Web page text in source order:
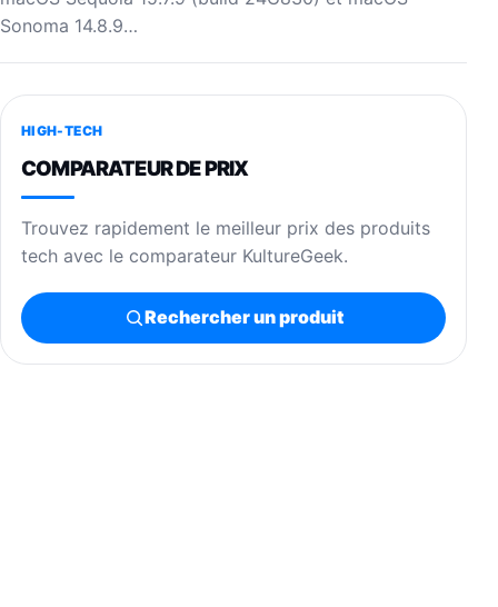
Sonoma 14.8.9…
HIGH-TECH
COMPARATEUR DE PRIX
Trouvez rapidement le meilleur prix des produits
tech avec le comparateur KultureGeek.
Rechercher un produit